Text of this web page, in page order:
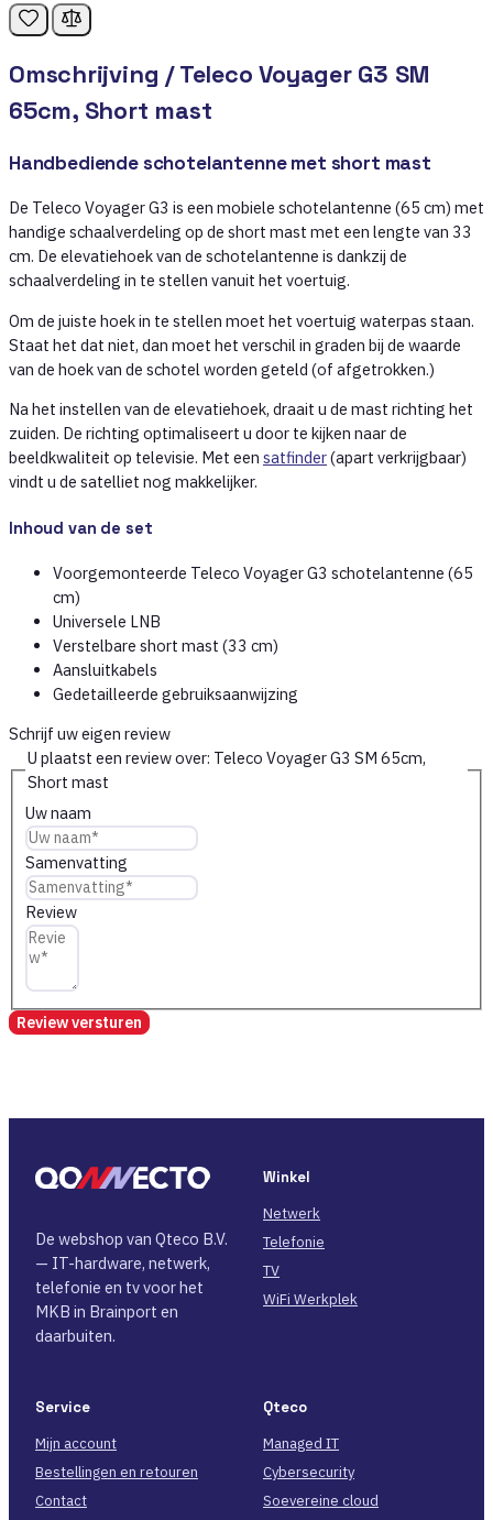
Omschrijving /Teleco Voyager G3 SM
65cm, Short mast
Handbediende schotelantenne met short mast
De Teleco Voyager G3 is een mobiele schotelantenne (65 cm) met
handige schaalverdeling op de short mast met een lengte van 33
cm. De elevatiehoek van de schotelantenne is dankzij de
schaalverdeling in te stellen vanuit het voertuig.
Om de juiste hoek in te stellen moet het voertuig waterpas staan.
Staat het dat niet, dan moet het verschil in graden bij de waarde
van de hoek van de schotel worden geteld (of afgetrokken.)
Na het instellen van de elevatiehoek, draait u de mast richting het
zuiden. De richting optimaliseert u door te kijken naar de
beeldkwaliteit op televisie. Met een satfinder(apart verkrijgbaar)
vindt u de satelliet nog makkelijker.
Inhoud van de set
Voorgemonteerde Teleco Voyager G3 schotelantenne (65
cm)
Universele LNB
Verstelbare short mast (33 cm)
Aansluitkabels
Gedetailleerde gebruiksaanwijzing
Schrijf uw eigen review
U plaatst een review over: Teleco Voyager G3 SM 65cm,
Short mast
Uw naam
Samenvatting
Review
Review versturen
De webshop van Qteco B.V.
— IT-hardware, netwerk,
telefonie en tv voor het
MKB in Brainport en
daarbuiten.
Winkel
Netwerk
Telefonie
TV
WiFi Werkplek
Service
Mijn account
Bestellingen en retouren
Contact
Qteco
Managed IT
Cybersecurity
Soevereine cloud